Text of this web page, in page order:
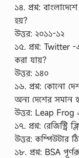
১৪. প্রশ্ন:
হয়?
উত্তর: ২০১১-১২
১৫. প্রশ্ন: Twitter -
করা যায়?
উত্তর: ১৪০
১৬. প্রশ্ন: কোনো
অন্য দেশের সমান
উত্তর: Leap Frog
১৭. প্রশ্ন:
উত্তর: কম্পিউটার
১৮. প্রশ্ন: BSA